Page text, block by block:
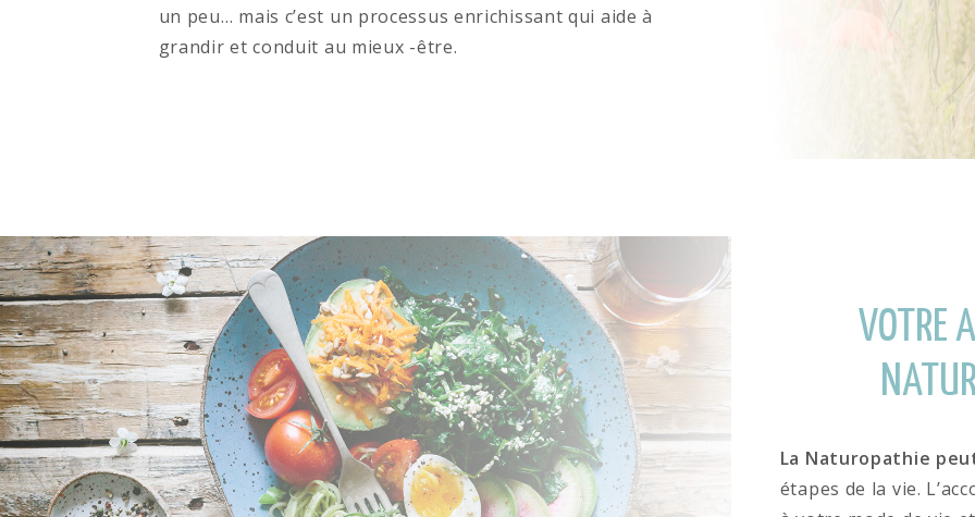
un peu… mais c’est un processus enrichissant qui aide à
grandir et conduit au mieux -être.
VOTRE
La Naturopathie
étapes de la vie.